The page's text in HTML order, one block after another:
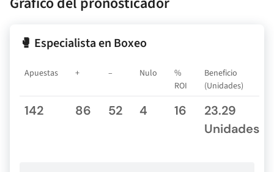
🥊 Especialista en Boxeo
Apuestas + – Nulo
%
ROI
Beneficio
(Unidades)
142 86 52 4 16
23.29
Unidades